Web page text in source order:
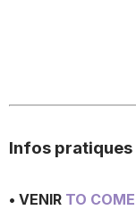
Infos pratiques
• VENIR TO COME